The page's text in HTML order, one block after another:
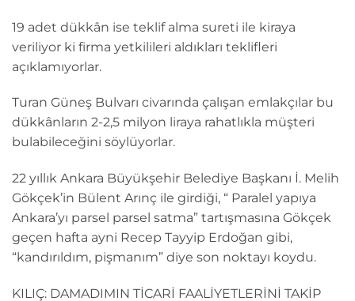
19 adet dükkân ise teklif alma sureti ile kiraya
veriliyor ki firma yetkilileri aldıkları teklifleri
açıklamıyorlar.
Turan Güneş Bulvarı civarında çalışan emlakçılar bu
dükkânların 2-2,5 milyon liraya rahatlıkla müşteri
bulabileceğini söylüyorlar.
22 yıllık Ankara Büyükşehir Belediye Başkanı İ. Melih
Gökçek’in Bülent Arınç ile girdiği, “ Paralel yapıya
Ankara’yı parsel parsel satma” tartışmasına Gökçek
geçen hafta ayni Recep Tayyip Erdoğan gibi,
“kandırıldım, pişmanım” diye son noktayı koydu.
KILIÇ: DAMADIMIN TİCARİ FAALİYETLERİNİ TAKİP